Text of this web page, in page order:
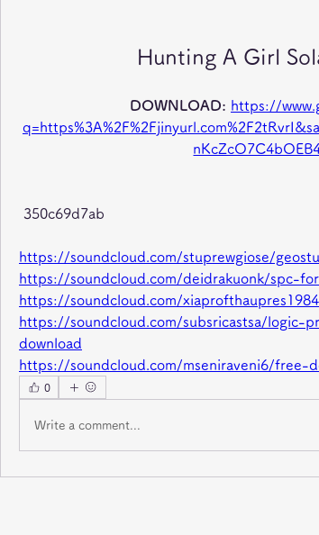
Hunting A Girl
DOWNLOAD: https://
350c69d7ab
https://soundcloud.com/stuprewgiose/
https://soundcloud.com/deidrakuonk/spc-
https://soundcloud.com/
https://soundcloud.com/subsricastsa/logic-
download
https://soundcloud.com/mseniraveni6/free-
0
Write a comment...